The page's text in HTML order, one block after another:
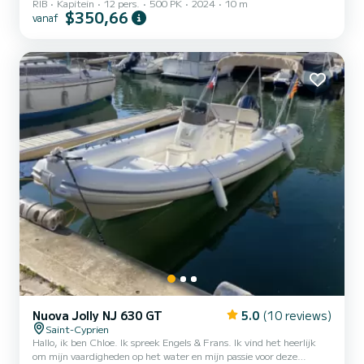
Jolly Prince 30, een elegante en prestatiegerichte RIB, ideaal voor
een zee-uitje met vrienden of familie. Comfortabel en ruim, biedt
betrouwbare buitenboordmotor, biedt deze boot zowel kracht als
wendbaarheid, perfect om de baaien, stranden en geheime plekken
van de...
RIB Kapitein 12 pers. 500 PK 2024 10 m
vanaf $350,66
Nuova Jolly NJ 630 GT 5.0 (10 reviews)
Saint-Cyprien
Hallo, ik ben Chloe. Ik spreek Engels & Frans. Ik vind het heerlijk
om mijn vaardigheden op het water en mijn passie voor deze